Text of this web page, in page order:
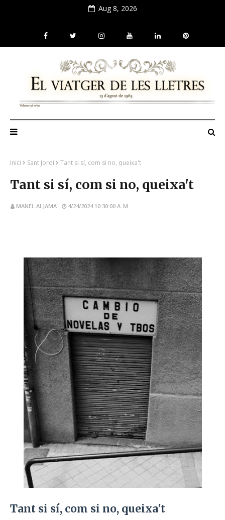
Aug 8, 2026
Inici Sant Jordi Tant si sí, com si no, queixa't
Tant si sí, com si no, queixa't
MANEL ALJAMA 4/24/2024 10:30:00 A. M.
Tant si sí, com si no, queixa't